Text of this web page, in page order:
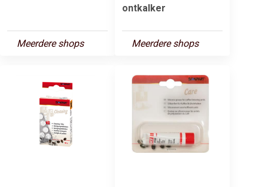
Meerdere shops
ontkalker
Meerdere shops